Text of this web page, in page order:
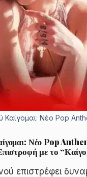
Καίγομαι: Νέο Pop
Νέο Pop
με το
επιστρέφει